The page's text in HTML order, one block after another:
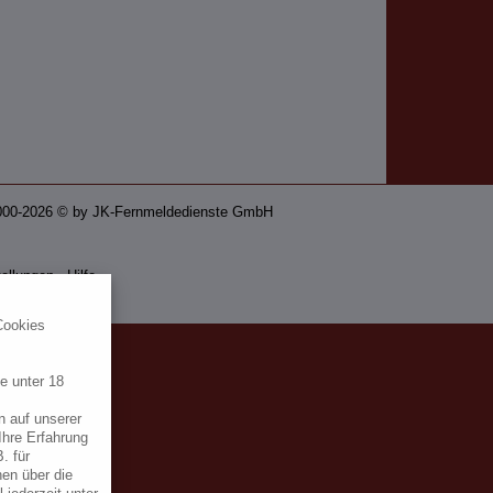
2026 © by JK-Fernmeldedienste GmbH
unter 18
auf unserer
Erfahrung
für
über die
-Hilfe